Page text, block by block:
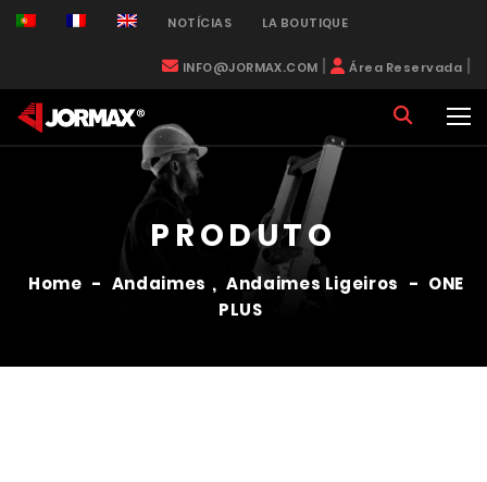
NOTÍCIAS LA BOUTIQUE
INFO@JORMAX.COM | Área Reservada
PRODUTO
Home - Andaimes , Andaimes Ligeiros - ONE
PLUS